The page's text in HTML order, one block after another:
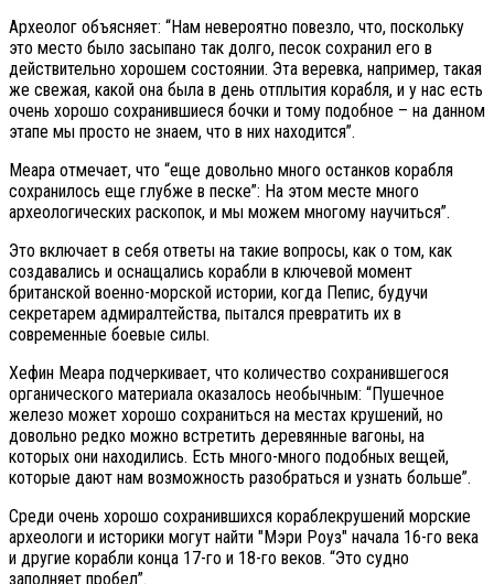
Археолог объясняет: “Нам невероятно повезло, что, поскольку
это место было засыпано так долго, песок сохранил его в
действительно хорошем состоянии. Эта веревка, например, такая
же свежая, какой она была в день отплытия корабля, и у нас есть
очень хорошо сохранившиеся бочки и тому подобное – на данном
этапе мы просто не знаем, что в них находится”.
Меара отмечает, что “еще довольно много останков корабля
сохранилось еще глубже в песке”: На этом месте много
археологических раскопок, и мы можем многому научиться”.
Это включает в себя ответы на такие вопросы, как о том, как
создавались и оснащались корабли в ключевой момент
британской военно-морской истории, когда Пепис, будучи
секретарем адмиралтейства, пытался превратить их в
современные боевые силы.
Хефин Меара подчеркивает, что количество сохранившегося
органического материала оказалось необычным: “Пушечное
железо может хорошо сохраниться на местах крушений, но
довольно редко можно встретить деревянные вагоны, на
которых они находились. Есть много-много подобных вещей,
которые дают нам возможность разобраться и узнать больше”.
Среди очень хорошо сохранившихся кораблекрушений морские
археологи и историки могут найти "Мэри Роуз" начала 16-го века
и другие корабли конца 17-го и 18-го веков. “Это судно
заполняет пробел”.